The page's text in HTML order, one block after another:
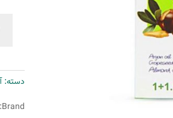
مدل
دسته:
Brand: